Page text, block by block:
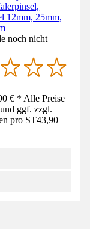
12mm, 25mm,
noch nicht
€ * Alle Preise
ggf. zzgl.
pro ST43,90